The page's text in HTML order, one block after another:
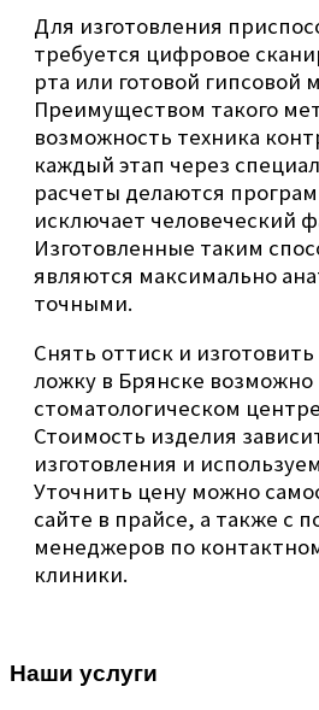
Для изготовления
требуется цифровое
рта или готовой гипсовой
Преимуществом такого
возможность техника
каждый этап через
расчеты делаются
исключает человеческий
Изготовленные таким
являются максимально
точными.
Снять оттиск и
ложку в Брянске возможно
стоматологическом
Стоимость изделия
изготовления и
Уточнить цену можно
сайте в прайсе, а также с
менеджеров по
клиники.
Наши услуги